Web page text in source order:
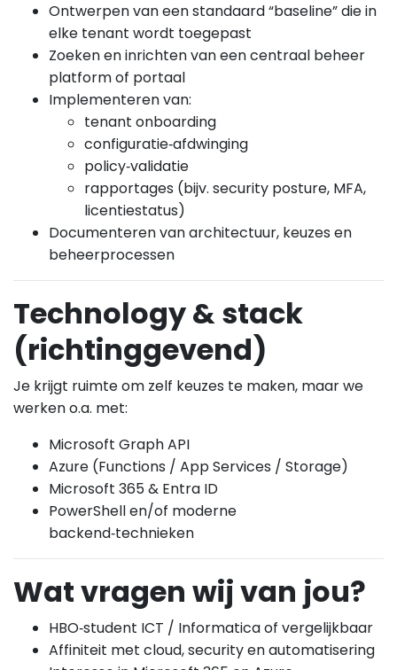
Ontwerpen van een standaard “baseline” die in
elke tenant wordt toegepast
Zoeken en inrichten van een centraal beheer
platform of portaal
Implementeren van:
tenant onboarding
configuratie‑afdwinging
policy‑validatie
rapportages (bijv. security posture, MFA,
licentiestatus)
Documenteren van architectuur, keuzes en
beheerprocessen
Technology & stack
(richtinggevend)
Je krijgt ruimte om zelf keuzes te maken, maar we
werken o.a. met:
Microsoft Graph API
Azure (Functions / App Services / Storage)
Microsoft 365 & Entra ID
PowerShell en/of moderne
backend‑technieken
Wat vragen wij van jou?
HBO‑student ICT / Informatica of vergelijkbaar
Affiniteit met cloud, security en automatisering